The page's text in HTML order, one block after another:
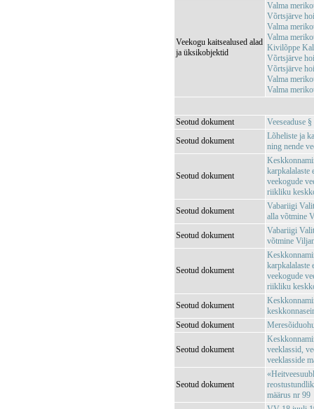
Veekogu kaitsealused alad
ja üksikobjektid
Valma
Võrtsjärve
Valma
Valma
Kivilõppe
Võrtsjärve
Võrtsjärve
Valma
Valma
Seotud dokument
Veeseaduse
Seotud dokument
Lõheliste ja
ning nende
Seotud dokument
karpkalalaste
veekogude
riikliku
Seotud dokument
Vabariigi
alla võtmine
Seotud dokument
Vabariigi
võtmine
Seotud dokument
karpkalalaste
veekogude
riikliku
Seotud dokument
Seotud dokument
Seotud dokument
veeklassid,
veeklasside
Seotud dokument
määrus nr 99